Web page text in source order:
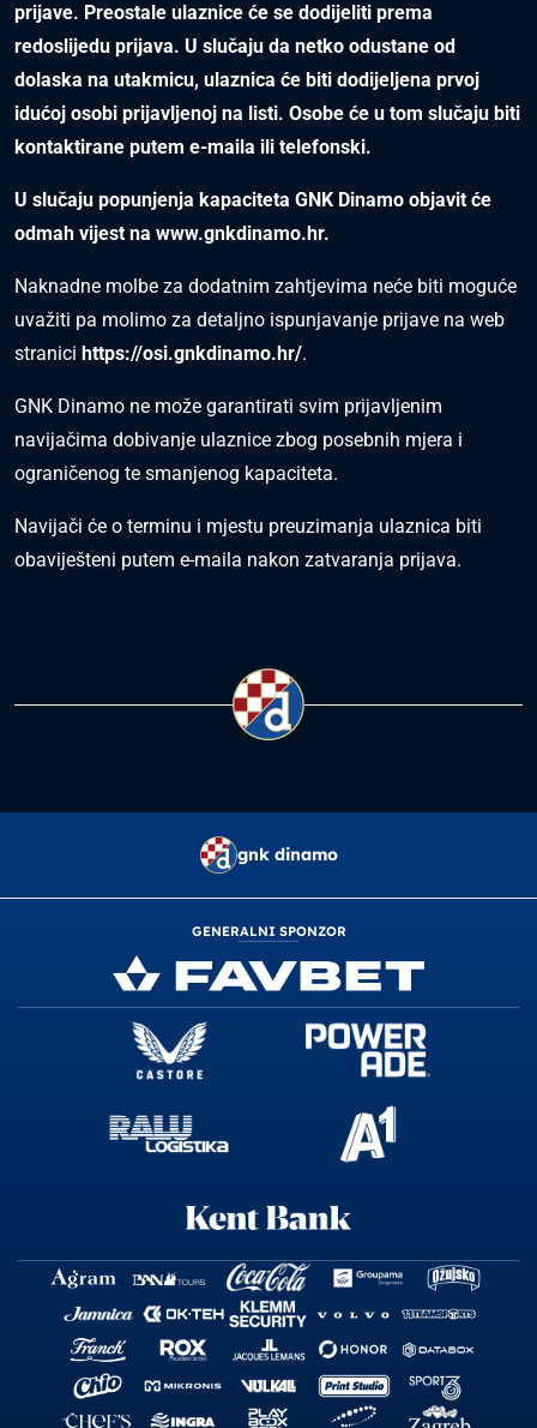
prijave. Preostale ulaznice će se dodijeliti prema
redoslijedu prijava. U slučaju da netko odustane od
dolaska na utakmicu, ulaznica će biti dodijeljena prvoj
idućoj osobi prijavljenoj na listi. Osobe će u tom slučaju biti
kontaktirane putem e-maila ili telefonski.
U slučaju popunjenja kapaciteta GNK Dinamo objavit će
odmah vijest na www.gnkdinamo.hr.
Naknadne molbe za dodatnim zahtjevima neće biti moguće
uvažiti pa molimo za detaljno ispunjavanje prijave na web
stranici https://osi.gnkdinamo.hr/.
GNK Dinamo ne može garantirati svim prijavljenim
navijačima dobivanje ulaznice zbog posebnih mjera i
ograničenog te smanjenog kapaciteta.
Navijači će o terminu i mjestu preuzimanja ulaznica biti
obaviješteni putem e-maila nakon zatvaranja prijava.
gnk dinamo
GENERALNI SPONZOR